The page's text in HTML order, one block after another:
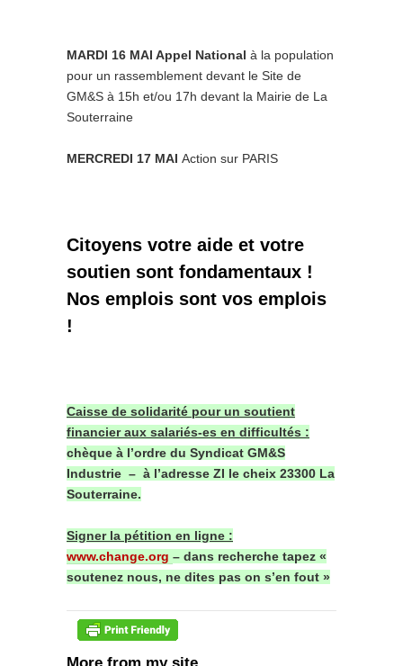
MARDI 16 MAI Appel National à la population
pour un rassemblement devant le Site de
GM&S à 15h et/ou 17h devant la Mairie de La
Souterraine
MERCREDI 17 MAI Action sur PARIS
Citoyens votre aide et votre
soutien sont fondamentaux !
Nos emplois sont vos emplois
!
Caisse de solidarité pour un soutient
financier aux salariés-es en difficultés :
chèque à l’ordre du Syndicat GM&S
Industrie – à l’adresse ZI le cheix 23300 La
Souterraine.
Signer la pétition en ligne :
www.change.org – dans recherche tapez «
soutenez nous, ne dites pas on s’en fout »